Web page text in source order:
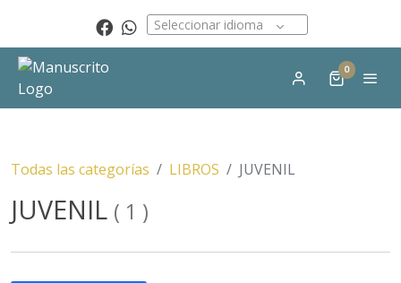
Seleccionar idioma
0
Todas las categorías LIBROS JUVENIL
JUVENIL ( 1 )